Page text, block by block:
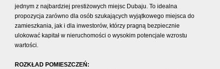
jednym z najbardziej prestiżowych miejsc Dubaju. To idealna
propozycja zarówno dla osób szukających wyjątkowego miejsca do
zamieszkania, jak i dla inwestorów, którzy pragną bezpiecznie
ulokować kapitał w nieruchomości o wysokim potencjale wzrostu
wartości.
ROZKŁAD POMIESZCZEŃ: